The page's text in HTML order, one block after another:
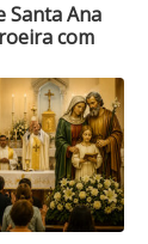
Santa Ana
com